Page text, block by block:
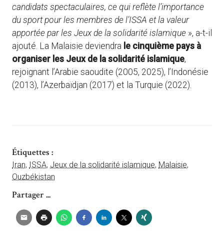
candidats spectaculaires, ce qui reflète l’importance
du sport pour les membres de l’ISSA et la valeur
apportée par les Jeux de la solidarité islamique », a-t-il
ajouté. La Malaisie deviendra le cinquième pays à
organiser les Jeux de la solidarité islamique,
rejoignant l’Arabie saoudite (2005, 2025), l’Indonésie
(2013), l’Azerbaïdjan (2017) et la Turquie (2022).
Étiquettes :
Iran, ISSA, Jeux de la solidarité islamique, Malaisie,
Ouzbékistan
Partager ...